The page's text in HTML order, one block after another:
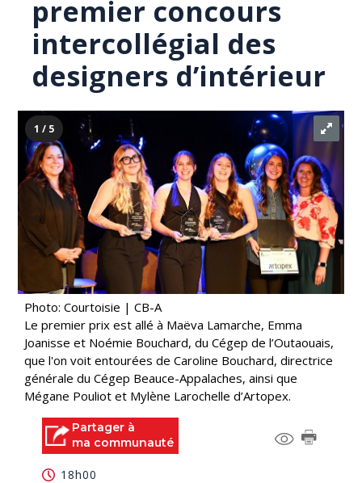
premier concours
intercollégial des
designers d’intérieur
1 / 5
Photo: Courtoisie | CB-A
Le premier prix est allé à Maëva Lamarche, Emma
Joanisse et Noémie Bouchard, du Cégep de l’Outaouais,
que l'on voit entourées de Caroline Bouchard, directrice
générale du Cégep Beauce-Appalaches, ainsi que
Mégane Pouliot et Mylène Larochelle d’Artopex.
Partager à
ma communauté
18h00